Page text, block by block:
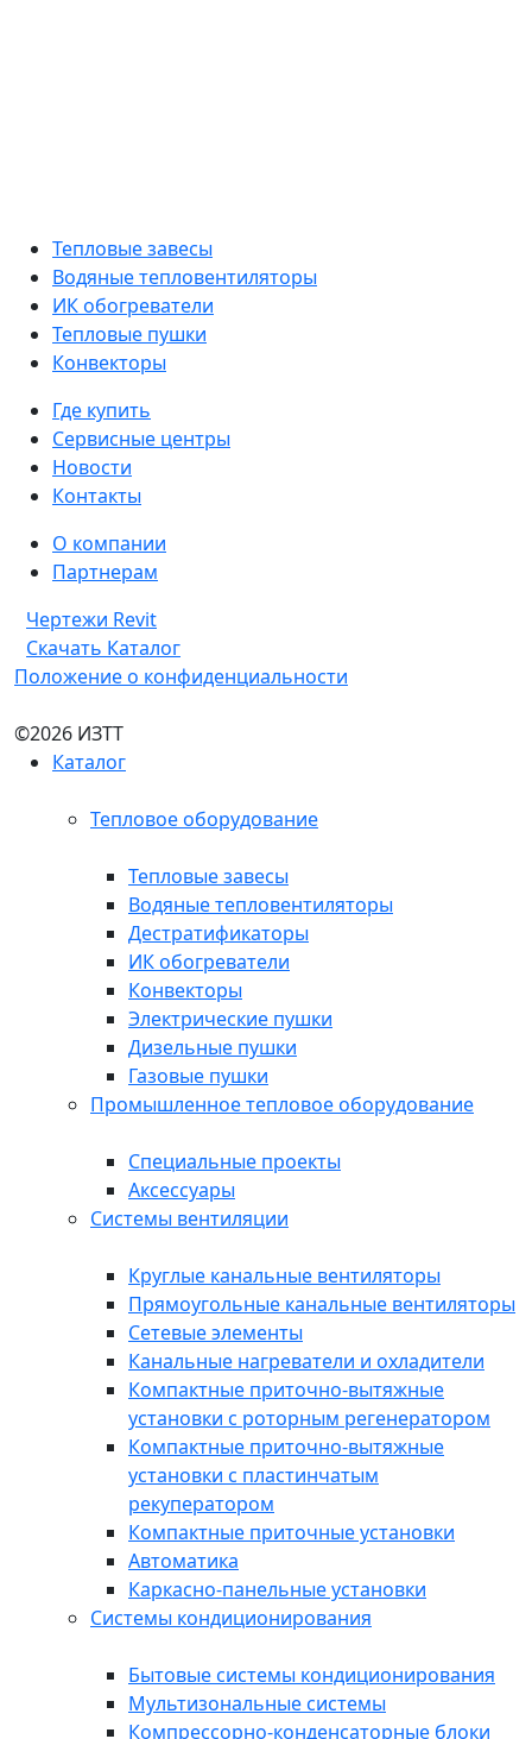
Тепловые завесы
Водяные тепловентиляторы
ИК обогреватели
Тепловые пушки
Конвекторы
Где купить
Сервисные центры
Новости
Контакты
О компании
Партнерам
Чертежи Revit
Скачать Каталог
Положение о конфиденциальности
©2026 ИЗТТ
Каталог
Тепловое оборудование
Тепловые завесы
Водяные тепловентиляторы
Дестратификаторы
ИК обогреватели
Конвекторы
Электрические пушки
Дизельные пушки
Газовые пушки
Промышленное тепловое оборудование
Специальные проекты
Аксессуары
Системы вентиляции
Круглые канальные вентиляторы
Прямоугольные канальные вентиляторы
Сетевые элементы
Канальные нагреватели и охладители
Компактные приточно-вытяжные
установки с роторным регенератором
Компактные приточно-вытяжные
установки с пластинчатым
рекуператором
Компактные приточные установки
Автоматика
Каркасно-панельные установки
Системы кондиционирования
Бытовые системы кондиционирования
Мультизональные системы
Компрессорно-конденсаторные блоки